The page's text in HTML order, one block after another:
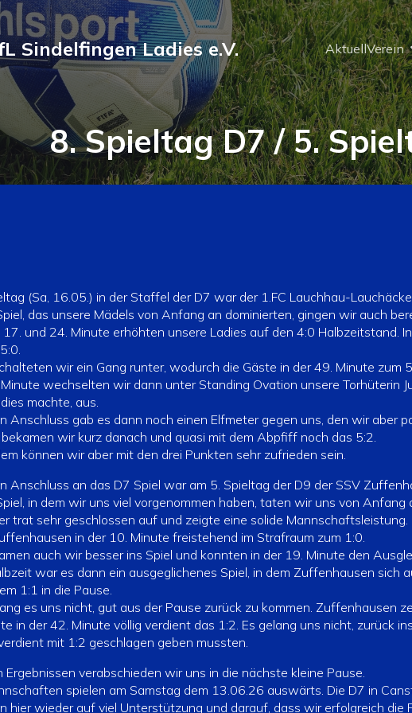
Sindelfingen Ladies e.V. AktuellVerein
8. Spieltag D7 / 5.
(Sa, 16.05.) in der Staffel der D7 war der 1.FC Lauchhau-
das unsere Mädels von Anfang an dominierten, gingen wir auch
17. und 24. Minute erhöhten unsere Ladies auf den 4:0 Halbzeitstand.
wir ein Gang runter, wodurch die Gäste in der 49. Minute zum
wechselten wir dann unter Standing Ovation unsere Torhüterin
machte, aus.
Anschluss gab es dann noch einen Elfmeter gegen uns, den wir aber
wir kurz danach und quasi mit dem Abpfiff noch das 5:2.
können wir aber mit den drei Punkten sehr zufrieden sein.
Anschluss an das D7 Spiel war am 5. Spieltag der D9 der SSV
in dem wir uns viel vorgenommen haben, taten wir uns von Anfang
trat sehr geschlossen auf und zeigte eine solide Mannschaftsleistung.
in der 10. Minute freistehend im Strafraum zum 1:0.
auch wir besser ins Spiel und konnten in der 19. Minute den
war es dann ein ausgeglichenes Spiel, in dem Zuffenhausen sich
1:1 in die Pause.
es uns nicht, gut aus der Pause zurück zu kommen. Zuffenhausen
in der 42. Minute völlig verdient das 1:2. Es gelang uns nicht, zurück
mit 1:2 geschlagen geben mussten.
Ergebnissen verabschieden wir uns in die nächste kleine Pause.
spielen am Samstag dem 13.06.26 auswärts. Die D7 in
hier wieder auf viel Unterstützung und darauf, dass wir erfolgreich die